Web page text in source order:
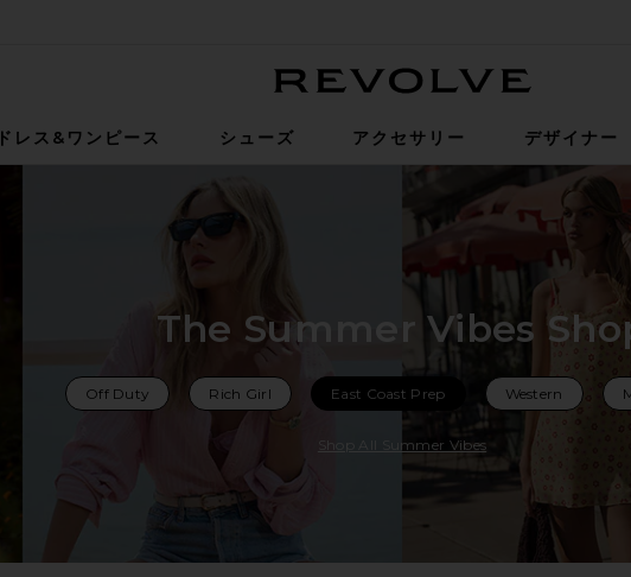
ドレス&ワンピース シューズ アクセサリー デザイナー
The Summer Vibes
Off Duty Rich Girl East Coast Prep Western
Shop All Summer Vibes